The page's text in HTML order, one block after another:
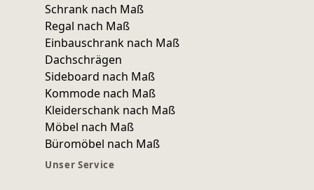
Schrank nach Maß
Regal nach Maß
Einbauschrank nach Maß
Dachschrägen
Sideboard nach Maß
Kommode nach Maß
Kleiderschank nach Maß
Möbel nach Maß
Büromöbel nach Maß
Unser Service